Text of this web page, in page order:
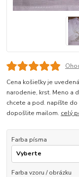
Cena košieľky je
narodenie, krst. Meno a
chcete a pod. napíšte
dopošlite mailom. celý
Farba písma
Farba vzoru / obrázku